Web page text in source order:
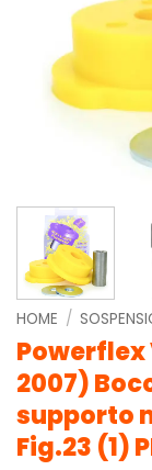
HOME /
Powerflex
2007)
supporto
Fig.23 (1)